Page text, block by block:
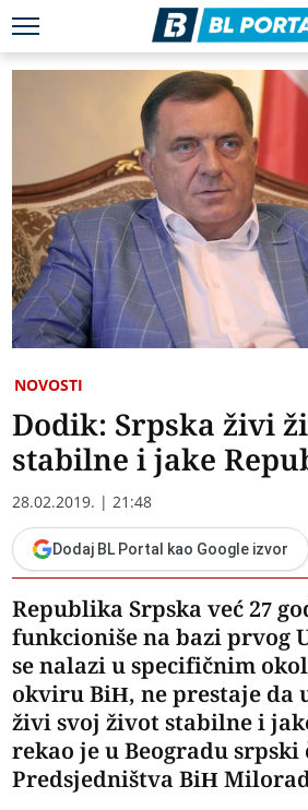
NOVOSTI
Dodik: Srpska živi
stabilne i jake
28.02.2019. | 21:48
Dodaj BL Portal kao Google izvor
Republika Srpska već 27
funkcioniše na bazi prvog
se nalazi u specifičnim
okviru BiH, ne prestaje da
živi svoj život stabilne i
rekao je u Beogradu srpski
Predsjedništva BiH